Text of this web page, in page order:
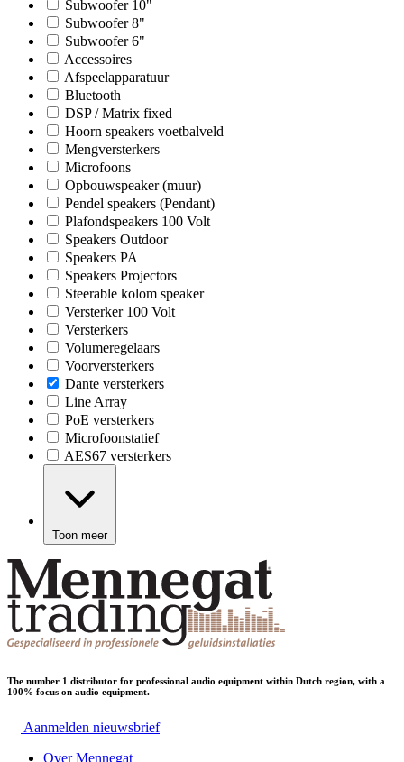
Subwoofer 10"
Subwoofer 8"
Subwoofer 6"
Accessoires
Afspeelapparatuur
Bluetooth
DSP / Matrix fixed
Hoorn speakers voetbalveld
Mengversterkers
Microfoons
Opbouwspeaker (muur)
Pendel speakers (Pendant)
Plafondspeakers 100 Volt
Speakers Outdoor
Speakers PA
Speakers Projectors
Steerable kolom speaker
Versterker 100 Volt
Versterkers
Volumeregelaars
Voorversterkers
Dante versterkers
Line Array
PoE versterkers
Microfoonstatief
AES67 versterkers
Toon meer
The number 1 distributor for professional audio equipment within Dutch region, with a
100% focus on audio equipment.
Aanmelden nieuwsbrief
Over Mennegat